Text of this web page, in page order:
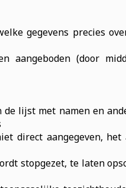
gegevens precies
aangeboden (door
lijst met namen en
direct aangegeven,
stopgezet, te laten